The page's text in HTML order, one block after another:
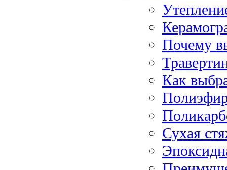
Почему
Как
Сухая